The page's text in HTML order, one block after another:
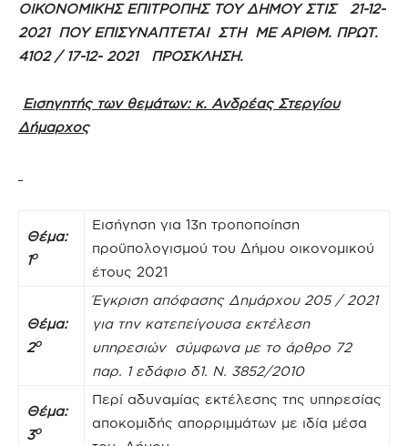
ΟΙΚΟΝΟΜΙΚΗΣ ΕΠΙΤΡΟΠΗΣ ΤΟΥ ΔΗΜΟΥ ΣΤΙΣ 21-12-
2021 ΠΟΥ ΕΠΙΣΥΝΑΠΤΕΤΑΙ ΣΤΗ ΜΕ ΑΡΙΘΜ. ΠΡΩΤ.
4102 / 17-12- 2021 ΠΡΟΣΚΛΗΣΗ.
Εισηγητής των θεμάτων: κ. Ανδρέας Στεργίου
Δήμαρχος
Θέμα:
1ο
Εισήγηση για 13η τροποποίηση
προϋπολογισμού του Δήμου οικονομικού
έτους 2021
Θέμα:
2ο
Έγκριση απόφασης Δημάρχου 205 / 2021
για την κατεπείγουσα εκτέλεση
υπηρεσιών σύμφωνα με το άρθρο 72
παρ. 1 εδάφιο δ1. Ν. 3852/2010
Θέμα:
3ο
Περί αδυναμίας εκτέλεσης της υπηρεσίας
αποκομιδής απορριμμάτων με ιδία μέσα